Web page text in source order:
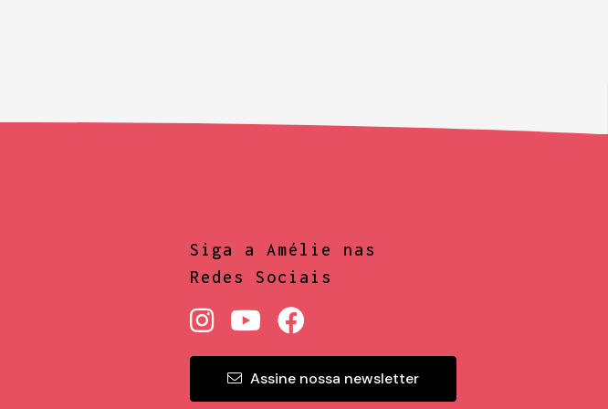
Siga a Amélie nas
Redes Sociais
Assine nossa newsletter